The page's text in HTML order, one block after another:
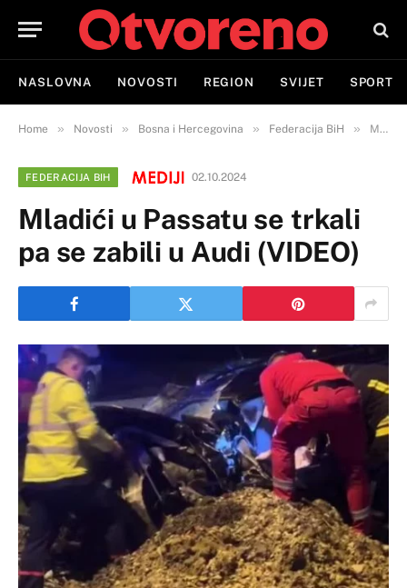
NASLOVNA NOVOSTI REGION SVIJET SPORT
Home » Novosti » Bosna i Hercegovina » Federacija BiH » Mladići u Passatu se trkali pa se zabili u Audi (VIDEO)
FEDERACIJA BIH 02.10.2024
Mladići u Passatu se trkali
pa se zabili u Audi (VIDEO)